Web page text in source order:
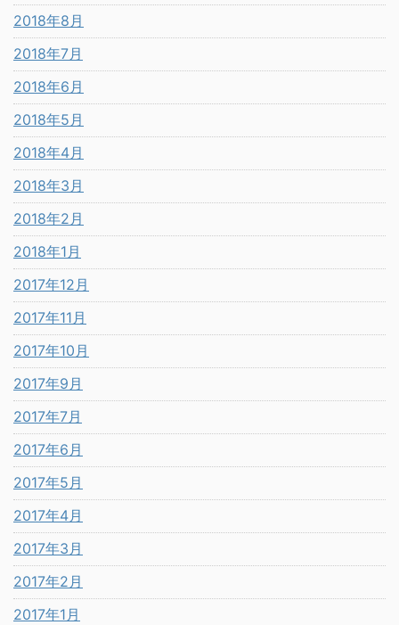
2018年8月
2018年7月
2018年6月
2018年5月
2018年4月
2018年3月
2018年2月
2018年1月
2017年12月
2017年11月
2017年10月
2017年9月
2017年7月
2017年6月
2017年5月
2017年4月
2017年3月
2017年2月
2017年1月